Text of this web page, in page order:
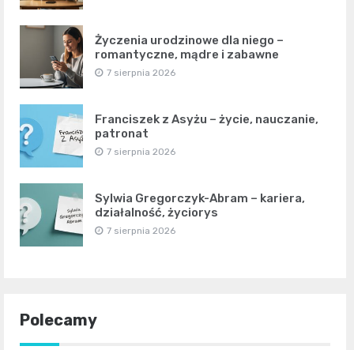
Życzenia urodzinowe dla niego –
romantyczne, mądre i zabawne
7 sierpnia 2026
Franciszek z Asyżu – życie, nauczanie,
patronat
7 sierpnia 2026
Sylwia Gregorczyk-Abram – kariera,
działalność, życiorys
7 sierpnia 2026
Polecamy